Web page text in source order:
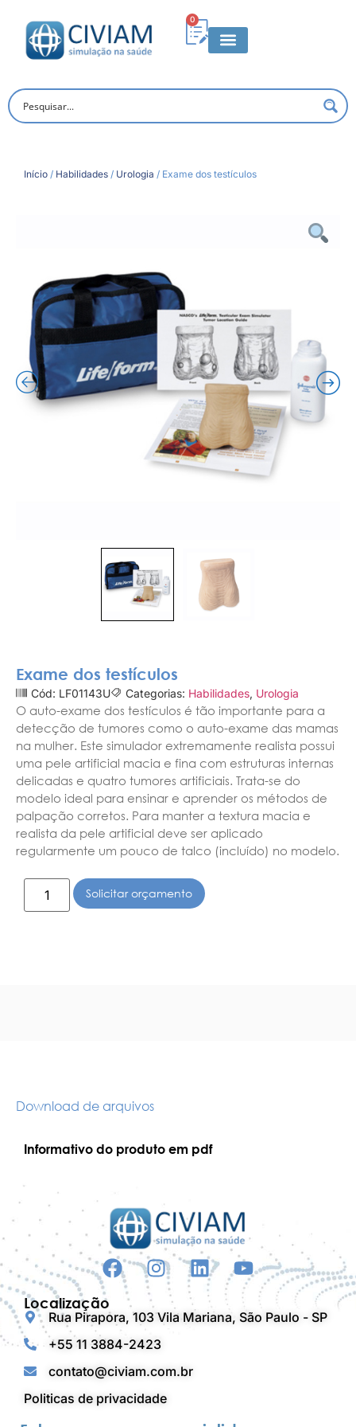
0
Início / Habilidades / Urologia / Exame dos testículos
Exame dos testículos
Cód: LF01143U Categorias: Habilidades, Urologia
O auto-exame dos testículos é tão importante para a
detecção de tumores como o auto-exame das mamas
na mulher. Este simulador extremamente realista possui
uma pele artificial macia e fina com estruturas internas
delicadas e quatro tumores artificiais. Trata-se do
modelo ideal para ensinar e aprender os métodos de
palpação corretos. Para manter a textura macia e
realista da pele artificial deve ser aplicado
regularmente um pouco de talco (incluído) no modelo.
Solicitar orçamento
Download de arquivos
Informativo do produto em pdf
Localização
Rua Pirapora, 103 Vila Mariana, São Paulo - SP
+55 11 3884-2423
contato@civiam.com.br
Politicas de privacidade